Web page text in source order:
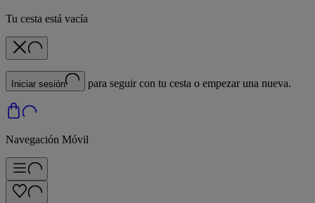
Tu cesta está vacía
Iniciar sesión para seguir con tu cesta o empezar una nueva.
Navegación Móvil